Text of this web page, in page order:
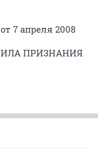
7 апреля 2008
ПРИЗНАНИЯ